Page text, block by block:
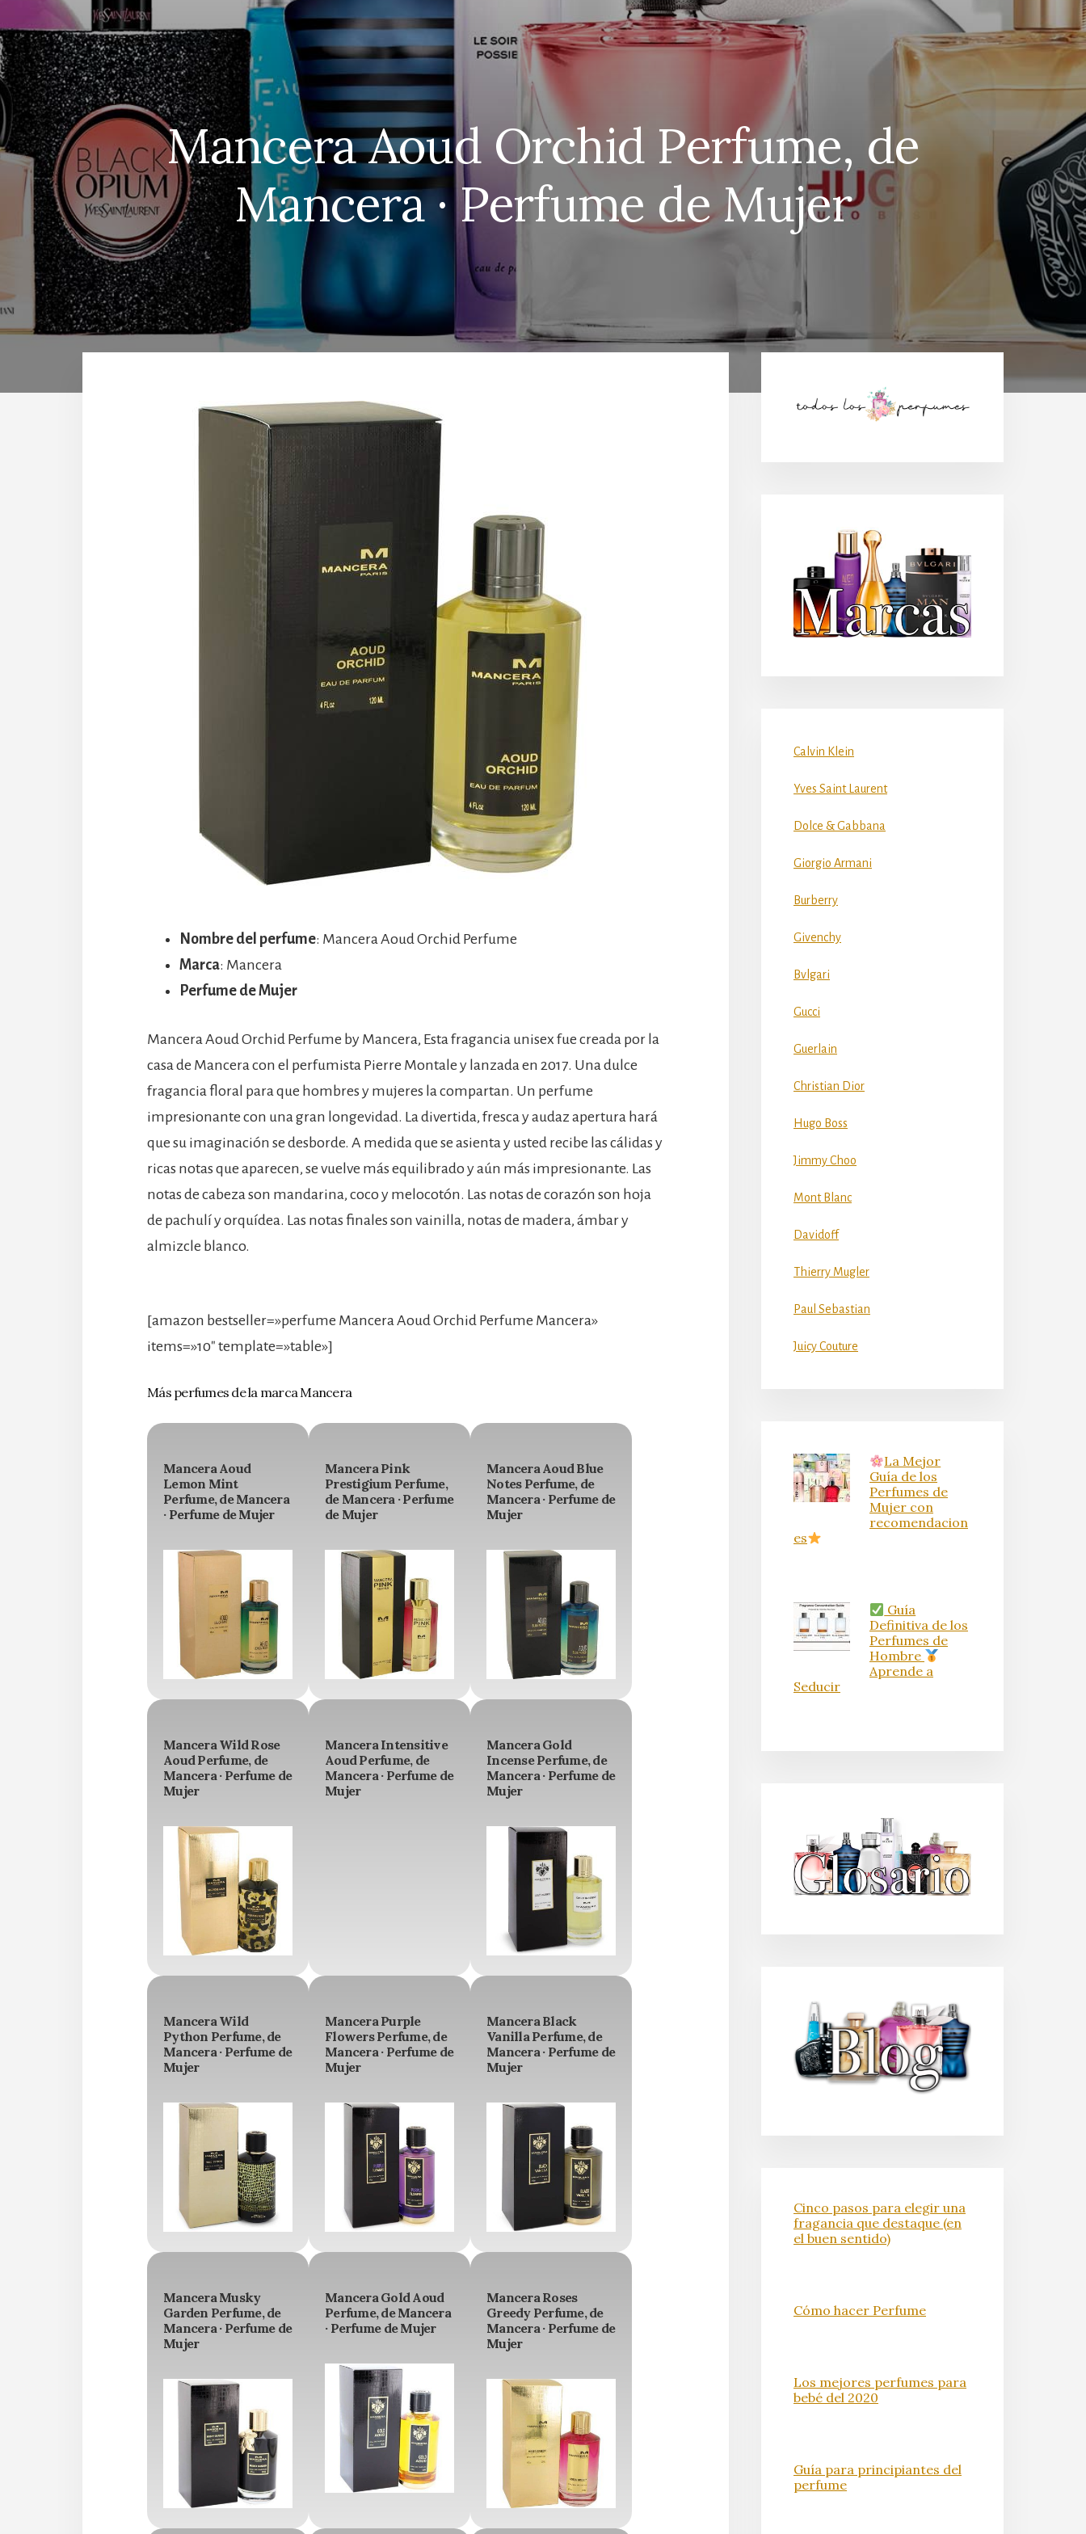
Mancera Aoud Orchid Perfume, de
Mancera · Perfume de Mujer
Nombre del perfume: Mancera Aoud Orchid Perfume
Marca: Mancera
Perfume de Mujer
Mancera Aoud Orchid Perfume by Mancera, Esta fragancia unisex fue creada por la
casa de Mancera con el perfumista Pierre Montale y lanzada en 2017. Una dulce
fragancia floral para que hombres y mujeres la compartan. Un perfume
impresionante con una gran longevidad. La divertida, fresca y audaz apertura hará
que su imaginación se desborde. A medida que se asienta y usted recibe las cálidas y
ricas notas que aparecen, se vuelve más equilibrado y aún más impresionante. Las
notas de cabeza son mandarina, coco y melocotón. Las notas de corazón son hoja
de pachulí y orquídea. Las notas finales son vainilla, notas de madera, ámbar y
almizcle blanco.
[amazon bestseller=»perfume Mancera Aoud Orchid Perfume Mancera»
items=»10″ template=»table»]
Más perfumes de la marca Mancera
Mancera Aoud
Lemon Mint
Perfume, de Mancera
· Perfume de Mujer
Mancera Pink
Prestigium Perfume,
de Mancera · Perfume
de Mujer
Mancera Aoud Blue
Notes Perfume, de
Mancera · Perfume de
Mujer
Mancera Wild Rose
Aoud Perfume, de
Mancera · Perfume de
Mujer
Mancera Intensitive
Aoud Perfume, de
Mancera · Perfume de
Mujer
Mancera Gold
Incense Perfume, de
Mancera · Perfume de
Mujer
Mancera Wild
Python Perfume, de
Mancera · Perfume de
Mujer
Mancera Purple
Flowers Perfume, de
Mancera · Perfume de
Mujer
Mancera Black
Vanilla Perfume, de
Mancera · Perfume de
Mujer
Mancera Musky
Garden Perfume, de
Mancera · Perfume de
Mujer
Mancera Gold Aoud
Perfume, de Mancera
· Perfume de Mujer
Mancera Roses
Greedy Perfume, de
Mancera · Perfume de
Mujer
lateral
Calvin Klein
Yves Saint Laurent
Dolce & Gabbana
Giorgio Armani
Burberry
Givenchy
Bvlgari
Gucci
Guerlain
Christian Dior
Hugo Boss
Jimmy Choo
Mont Blanc
Davidoff
Thierry Mugler
Paul Sebastian
Juicy Couture
La Mejor
Guía de los
Perfumes de
Mujer con
recomendacion
es
Guía
Definitiva de los
Perfumes de
Hombre
Aprende a
Seducir
Cinco pasos para elegir una
fragancia que destaque (en
el buen sentido)
Cómo hacer Perfume
Los mejores perfumes para
bebé del 2020
Guía para principiantes del
perfume